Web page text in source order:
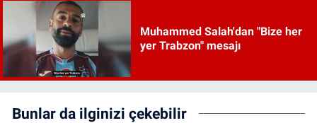
Muhammed Salah'dan "Bize her
yer Trabzon" mesajı
Bunlar da ilginizi çekebilir